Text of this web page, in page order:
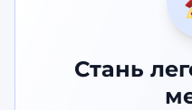
Стань